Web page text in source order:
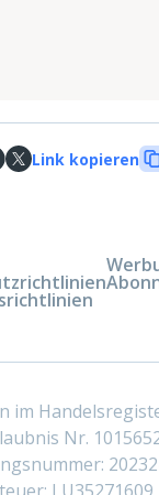
Link kopieren
im
Nr.